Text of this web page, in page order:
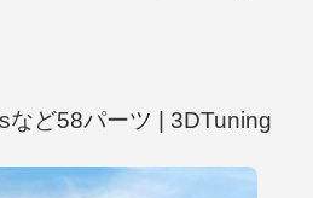
ど58パーツ | 3DTuning